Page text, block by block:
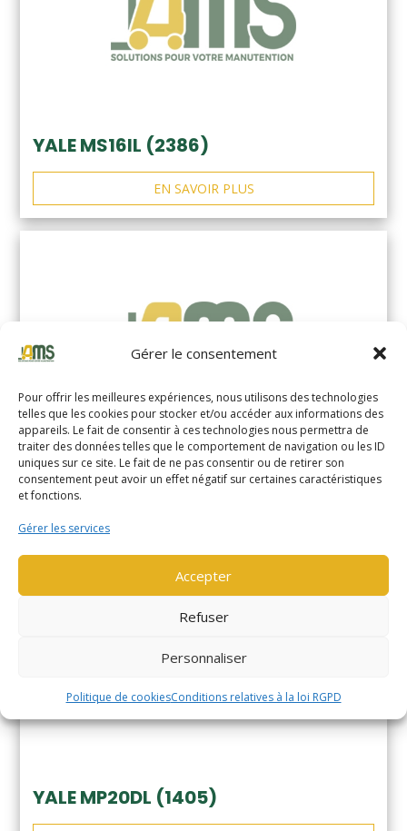
Gérer le consentement
Pour offrir les meilleures expériences, nous utilisons des technologies
telles que les cookies pour stocker et/ou accéder aux informations des
appareils. Le fait de consentir à ces technologies nous permettra de
traiter des données telles que le comportement de navigation ou les ID
uniques sur ce site. Le fait de ne pas consentir ou de retirer son
consentement peut avoir un effet négatif sur certaines caractéristiques
et fonctions.
Gérer les services
Accepter
Refuser
Personnaliser
Politique de cookiesConditions relatives à la loi RGPD
YALE MS16IL (2386)
EN SAVOIR PLUS
YALE MS14XIL (2510)
YALE MP20DL (1405)